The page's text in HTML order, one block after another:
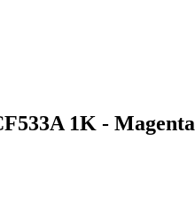
1K - Magenta